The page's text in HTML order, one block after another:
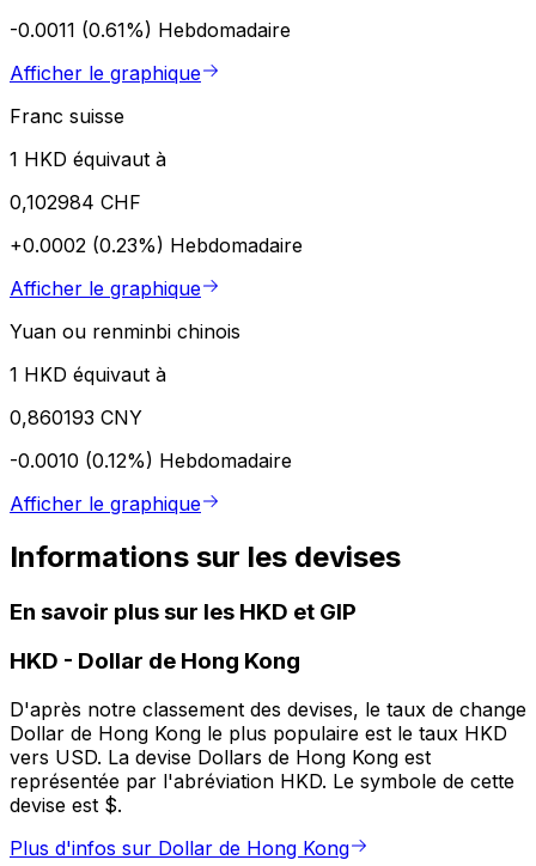
-0.0011 (0.61%) Hebdomadaire
Afficher le graphique
Franc suisse
1 HKD équivaut à
0,102984 CHF
+0.0002 (0.23%) Hebdomadaire
Afficher le graphique
Yuan ou renminbi chinois
1 HKD équivaut à
0,860193 CNY
-0.0010 (0.12%) Hebdomadaire
Afficher le graphique
Informations sur les devises
En savoir plus sur les HKD et GIP
HKD - Dollar de Hong Kong
D'après notre classement des devises, le taux de change
Dollar de Hong Kong le plus populaire est le taux HKD
vers USD. La devise Dollars de Hong Kong est
représentée par l'abréviation HKD. Le symbole de cette
devise est $.
Plus d'infos sur Dollar de Hong Kong